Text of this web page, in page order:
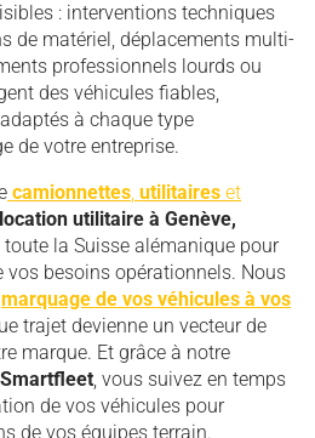
: interventions techniques
de matériel, déplacements multi-
professionnels lourds ou
des véhicules fiables,
à chaque type
de votre entreprise.
camionnettes, utilitaires et
location utilitaire à Genève,
toute la Suisse alémanique pour
vos besoins opérationnels. Nous
marquage de vos véhicules à vos
trajet devienne un vecteur de
marque. Et grâce à notre
, vous suivez en temps
de vos véhicules pour
de vos équipes terrain.